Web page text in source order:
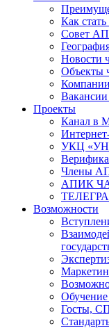
Как
Совет
Новости
Объекты
Проекты
Канал в
УКЦ
Члены
АПИК
Возможности
Обучение
Госты,